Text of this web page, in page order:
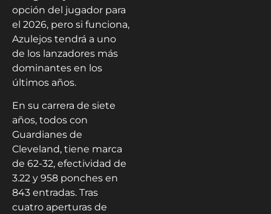
opción del jugador para
el 2026, pero si funciona,
Azulejos tendrá a uno
de los lanzadores más
dominantes en los
últimos años.
En su carrera de siete
años, todos con
Guardianes de
Cleveland, tiene marca
de 62-32, efectividad de
3.22 y 958 ponches en
843 entradas. Tras
cuatro aperturas de